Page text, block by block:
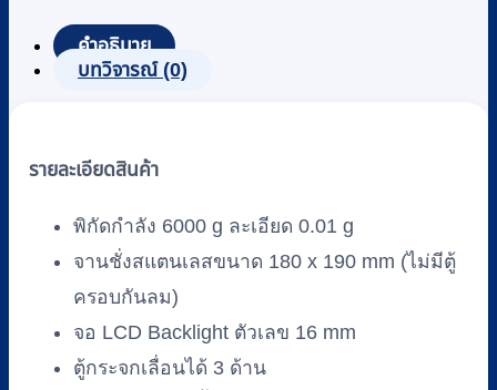
คำอธิบาย
บทวิจารณ์ (0)
รายละเอียดสินค้า
พิกัดกำลัง 6000 g ละเอียด 0.01 g
จานชั่งสแตนเลสขนาด 180 x 190 mm (ไม่มีตู้
ครอบกันลม)
จอ LCD Backlight ตัวเลข 16 mm
ตู้กระจกเลื่อนได้ 3 ด้าน